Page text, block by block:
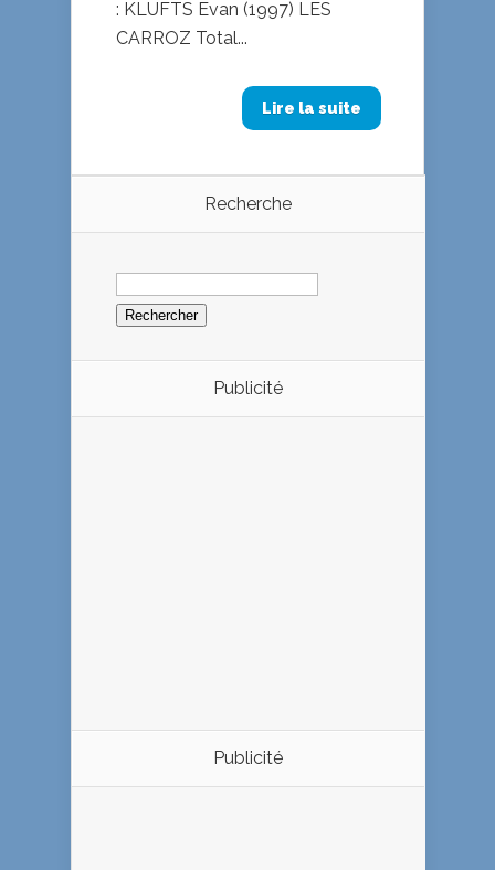
: KLUFTS Evan (1997) LES
CARROZ Total...
Lire la suite
Recherche
Rechercher :
Publicité
Publicité